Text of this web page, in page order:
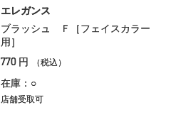
エレガンス
ブラッシュ Ｆ［フェイスカラー
用］
770 円 （税込）
在庫：○
店舗受取可